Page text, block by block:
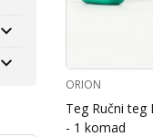
ORION
Teg Ručni teg
- 1 komad